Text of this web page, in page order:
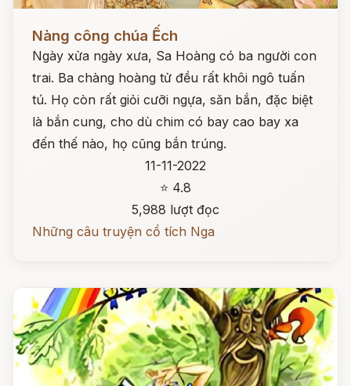
Nàng công chúa Ếch
Ngày xửa ngày xưa, Sa Hoàng có ba người con
trai. Ba chàng hoàng tử đều rất khôi ngô tuấn
tú. Họ còn rất giỏi cưỡi ngựa, săn bắn, đặc biệt
là bắn cung, cho dù chim có bay cao bay xa
đến thế nào, họ cũng bắn trúng.
11-11-2022
⭐ 4.8
5,988 lượt đọc
Những câu truyện cổ tích Nga